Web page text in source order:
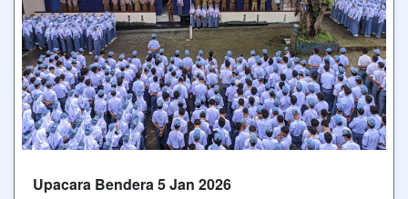
Upacara Bendera 5 Jan 2026